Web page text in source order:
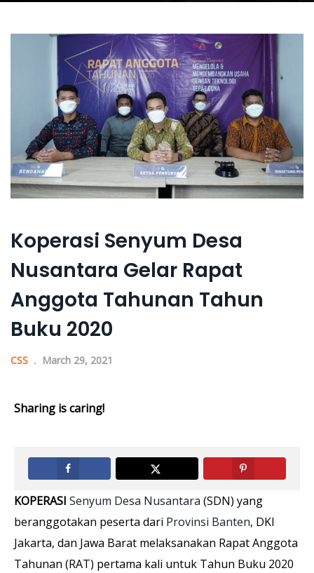
Koperasi Senyum Desa
Nusantara Gelar Rapat
Anggota Tahunan Tahun
Buku 2020
CSS March 29, 2021
Sharing is caring!
KOPERASI Senyum Desa Nusantara (SDN) yang
beranggotakan peserta dari Provinsi Banten, DKI
Jakarta, dan Jawa Barat melaksanakan Rapat Anggota
Tahunan (RAT) pertama kali untuk Tahun Buku 2020